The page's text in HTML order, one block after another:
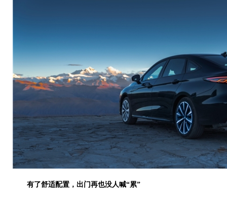
有了舒适配置，出门再也没人喊“累”